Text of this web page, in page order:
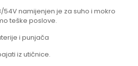
54V namijenjen je za suho i mokro
teške poslove.
i punjača
iz utičnice.